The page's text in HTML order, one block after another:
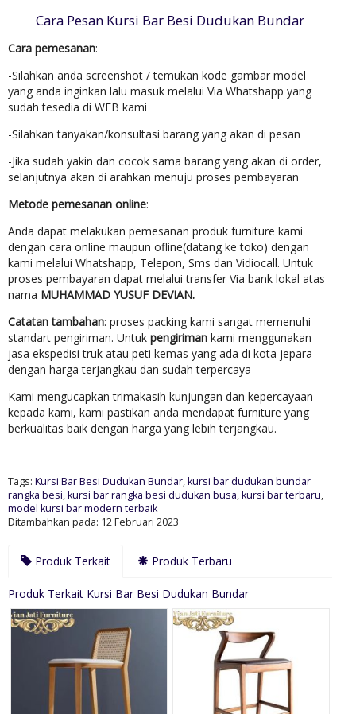
Cara Pesan Kursi Bar Besi Dudukan Bundar
Cara pemesanan:
-Silahkan anda screenshot / temukan kode gambar model
yang anda inginkan lalu masuk melalui Via Whatshapp yang
sudah tesedia di WEB kami
-Silahkan tanyakan/konsultasi barang yang akan di pesan
-Jika sudah yakin dan cocok sama barang yang akan di order,
selanjutnya akan di arahkan menuju proses pembayaran
Metode pemesanan online:
Anda dapat melakukan pemesanan produk furniture kami
dengan cara online maupun ofline(datang ke toko) dengan
kami melalui Whatshapp, Telepon, Sms dan Vidiocall. Untuk
proses pembayaran dapat melalui transfer Via bank lokal atas
nama MUHAMMAD YUSUF DEVIAN.
Catatan tambahan: proses packing kami sangat memenuhi
standart pengiriman. Untuk pengiriman kami menggunakan
jasa ekspedisi truk atau peti kemas yang ada di kota jepara
dengan harga terjangkau dan sudah terpercaya
Kami mengucapkan trimakasih kunjungan dan kepercayaan
kepada kami, kami pastikan anda mendapat furniture yang
berkualitas baik dengan harga yang lebih terjangkau.
Tags: Kursi Bar Besi Dudukan Bundar,kursi bar dudukan bundar
rangka besi,kursi bar rangka besi dudukan busa,kursi bar terbaru,
model kursi bar modern terbaik
Ditambahkan pada: 12 Februari 2023
Produk Terkait Produk Terbaru
Produk Terkait Kursi Bar Besi Dudukan Bundar